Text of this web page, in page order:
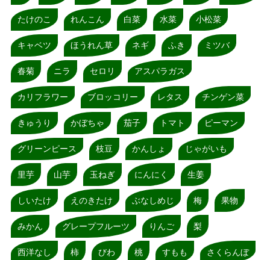
たけのこ れんこん 白菜 水菜 小松菜
キャベツ ほうれん草 ネギ ふき ミツバ
春菊 ニラ セロリ アスパラガス
カリフラワー ブロッコリー レタス チンゲン菜
きゅうり かぼちゃ 茄子 トマト ピーマン
グリーンピース 枝豆 かんしょ じゃがいも
里芋 山芋 玉ねぎ にんにく 生姜
しいたけ えのきたけ ぶなしめじ 梅 果物
みかん グレープフルーツ りんご 梨
西洋なし 柿 びわ 桃 すもも さくらんぼ